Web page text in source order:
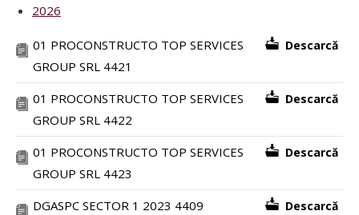
2026
01 PROCONSTRUCTO TOP SERVICES
GROUP SRL 4421
Descarcă
01 PROCONSTRUCTO TOP SERVICES
GROUP SRL 4422
Descarcă
01 PROCONSTRUCTO TOP SERVICES
GROUP SRL 4423
Descarcă
DGASPC SECTOR 1 2023 4409 Descarcă